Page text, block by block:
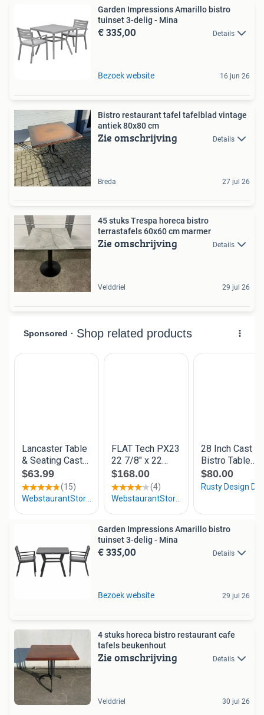
Garden Impressions Amarillo bistro
tuinset 3-delig - Mina
€ 335,00 Details
Bezoek website 16 jun 26
Bistro restaurant tafel tafelblad vintage
antiek 80x80 cm
Zie omschrijving Details
Breda 27 jul 26
45 stuks Trespa horeca bistro
terrastafels 60x60 cm marmer
Zie omschrijving Details
Velddriel 29 jul 26
Garden Impressions Amarillo bistro
tuinset 3-delig - Mina
€ 335,00 Details
Bezoek website 29 jul 26
4 stuks horeca bistro restaurant cafe
tafels beukenhout
Zie omschrijving Details
Velddriel 30 jul 26